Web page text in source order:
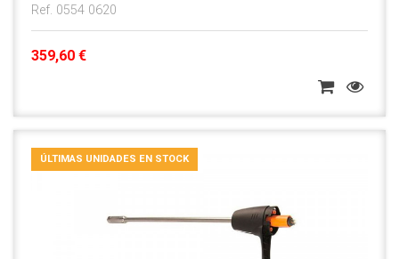
Ref. 0554 0620
359,60 €
ÚLTIMAS UNIDADES EN STOCK